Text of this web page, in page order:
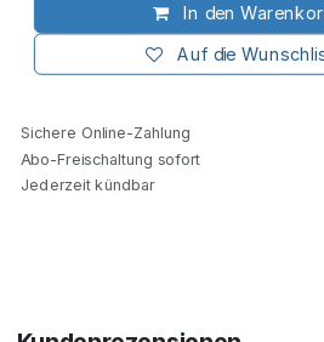
In den
Auf die
Sichere Online-Zahlung
Abo-Freischaltung sofort
Jederzeit kündbar